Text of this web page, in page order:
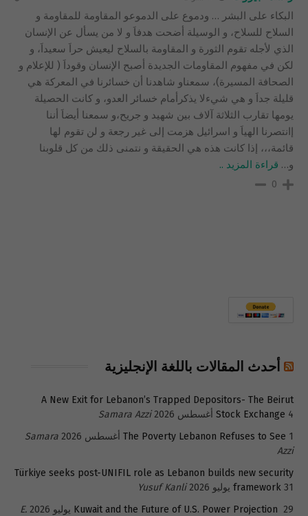
البكاء على البشر … ودموع على الدموعو المقاومة للمقاومة و
السلاح للسلاح، و الوسيلة أضحت هدفاَ و لا من يسأل عن الإنسان
الذي لأجله تقوم الثورة و المقاومة بالسلاح ليعيش حراَ سعيداَ، و
لكن في مفهوم المقاومات الجديدة أصبح الإنسان وقوداَ ( للإعلام و
الصحافة المسيرة)، سمعناو شاهدنا أن خسائرنا في المعركة هي
قليلة جداَ و هي شيءلا يذكرأمام خسائر العدو، و كانت الحصيلة
يومها تقارب الثلاثة آلاف بين شهيد و جريح،و سمعنا أيضاَ أننا
إانتصرنا الهياَ و اسرائيل هزمت إلى غير رجعة و لن تقوم لها
قائمة،،، إذا كانت هذه هي الحقيقة و نتمنى ذلك من كل قلوبنا
و… قراءة المزيد ..
0
أحدث المقالات باللغة الإنجليزية
A New Exit for Lebanon’s Trapped Depositors- The Beirut
Stock Exchange 4 أغسطس 2026
Samara Azzi
The Poverty Lebanon Refuses to See 1 أغسطس 2026
Samara
Azzi
Türkiye seeks post-UNIFIL role as Lebanon builds new security
framework 31 يوليو 2026
Yusuf Kanli
Kuwait and the Future of U.S. Power Projection 29 يوليو 2026
E.